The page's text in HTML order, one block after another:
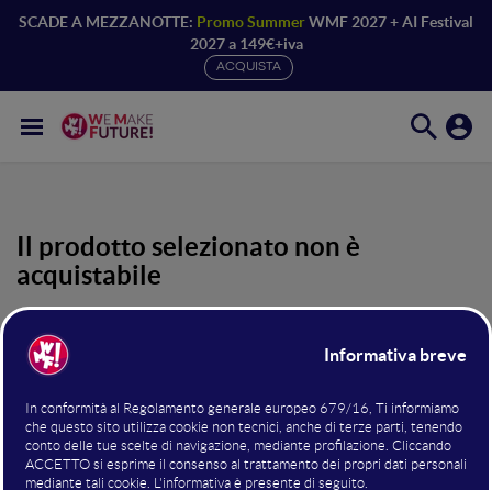
SCADE A MEZZANOTTE: Promo SummerWMF 2027 + AI Festival
2027 a 149€+iva
ACQUISTA
Il prodotto selezionato non è
acquistabile
accedere ai contenuti riservati agli iscritti oppure scegli
uno dei prodotti in vendita di seguito.
Registrati ora